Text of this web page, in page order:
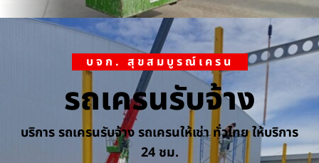
บจก. สุขสมบูรณ์เครน
รถเครนรับจ้าง
บริการ รถเครนรับจ้าง รถเครนให้เช่า ทั่วไทย ให้บริการ
24 ชม.